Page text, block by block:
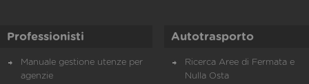
Professionisti
Manuale gestione utenze per
agenzie
Autotrasporto
Ricerca Aree di Fermata e
Nulla Osta